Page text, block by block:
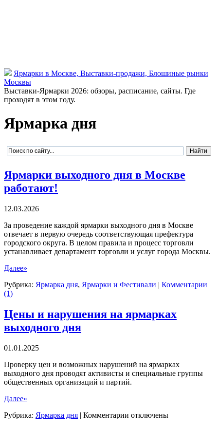
Ярмарки в Москве, Выставки-продажи, Блошиные рынки
Москвы
Выставки-Ярмарки 2026: обзоры, расписание, сайты. Где
проходят в этом году.
Ярмарка дня
Ярмарки выходного дня в Москве
работают!
12.03.2026
За проведение каждой ярмарки выходного дня в Москве
отвечает в первую очередь соответствующая префектура
городского округа. В целом правила и процесс торговли
устанавливает департамент торговли и услуг города Москвы.
Далее»
Рубрика: Ярмарка дня, Ярмарки и Фестивали | Комментарии
(1)
Цены и нарушения на ярмарках
выходного дня
01.01.2025
Проверку цен и возможных нарушений на ярмарках
выходного дня проводят активисты и специальные группы
общественных организаций и партий.
Далее»
Рубрика: Ярмарка дня | Комментарии котключены